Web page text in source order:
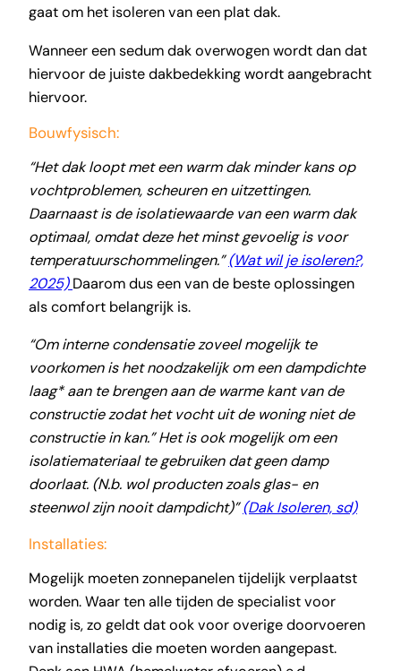
gaat om het isoleren van een plat dak.
Wanneer een sedum dak overwogen wordt dan dat
hiervoor de juiste dakbedekking wordt aangebracht
hiervoor.
Bouwfysisch:
“Het dak loopt met een warm dak minder kans op
vochtproblemen, scheuren en uitzettingen.
Daarnaast is de isolatiewaarde van een warm dak
optimaal, omdat deze het minst gevoelig is voor
temperatuurschommelingen.”(Wat wil je isoleren?,
2025)Daarom dus een van de beste oplossingen
als comfort belangrijk is.
“Om interne condensatie zoveel mogelijk te
voorkomen is het noodzakelijk om een dampdichte
laag* aan te brengen aan de warme kant van de
constructie zodat het vocht uit de woning niet de
constructie in kan.” Het is ook mogelijk om een
isolatiemateriaal te gebruiken dat geen damp
doorlaat. (N.b. wol producten zoals glas- en
steenwol zijn nooit dampdicht)” (Dak Isoleren, sd)
Installaties:
Mogelijk moeten zonnepanelen tijdelijk verplaatst
worden. Waar ten alle tijden de specialist voor
nodig is, zo geldt dat ook voor overige doorvoeren
van installaties die moeten worden aangepast.